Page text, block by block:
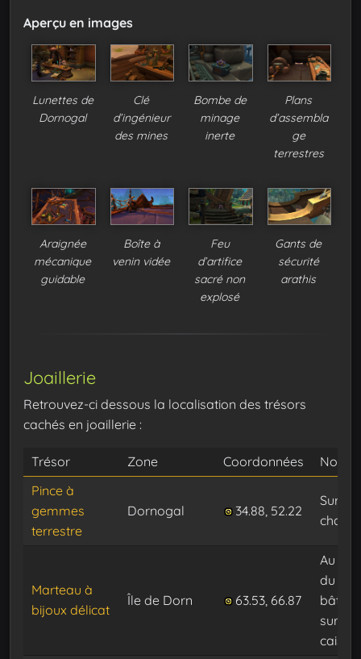
Aperçu en images
Lunettes de
Dornogal
Clé
d’ingénieur
des mines
Bombe de
minage
inerte
Plans
d’assembla
ge
terrestres
Araignée
mécanique
guidable
Boîte à
venin vidée
Feu
d’artifice
sacré non
explosé
Gants de
sécurité
arathis
Joaillerie
Retrouvez-ci dessous la localisation des trésors
cachés en joaillerie :
Trésor Zone Coordonnées
Note
Pince à
gemmes
terrestre
Dornogal 34.88, 52.22
Sur la
Marteau à
bijoux délicat
Île de Dorn 63.53, 66.87
Au
du
sur
caisse